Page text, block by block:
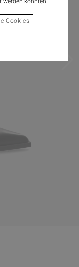
werden könnten.
Cookies